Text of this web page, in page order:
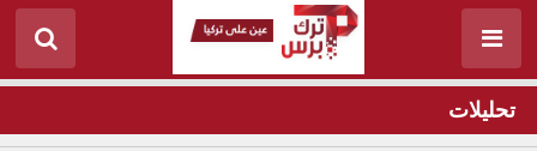
تحليلات